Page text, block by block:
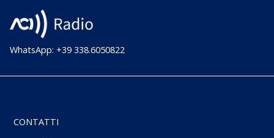
WhatsApp: +39 338.6050822
CONTATTI